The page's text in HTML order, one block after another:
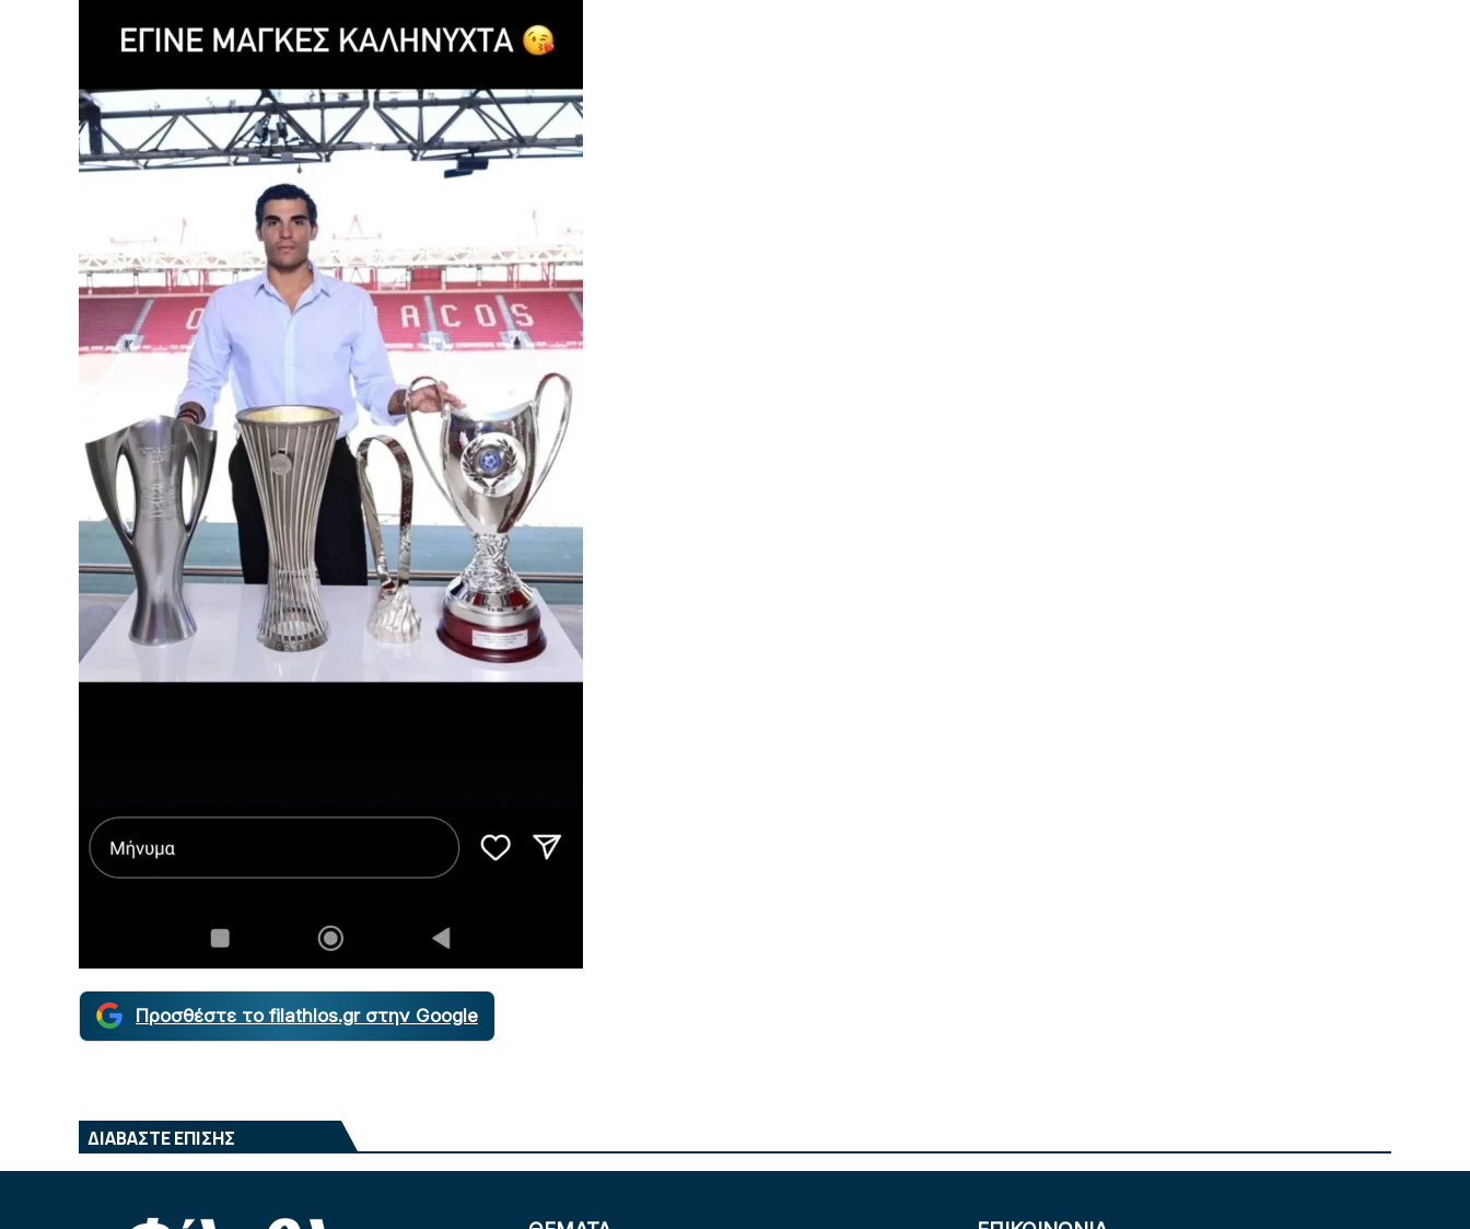
Προσθέστε το filathlos.gr στην Google
ΔΙΑΒΑΣΤΕ ΕΠΙΣΗΣ